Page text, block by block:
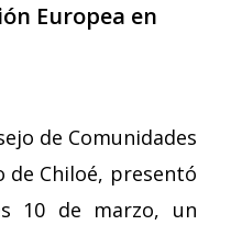
Europea en
de Comunidades
de Chiloé, presentó
10 de marzo, un